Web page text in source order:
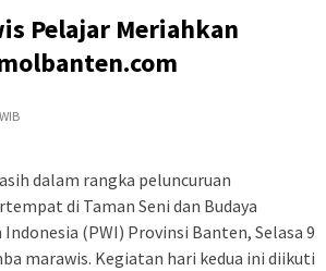
Pelajar Meriahkan
dalam rangka peluncuruan
di Taman Seni dan Budaya
(PWI) Provinsi Banten, Selasa 9
marawis. Kegiatan hari kedua ini diikuti